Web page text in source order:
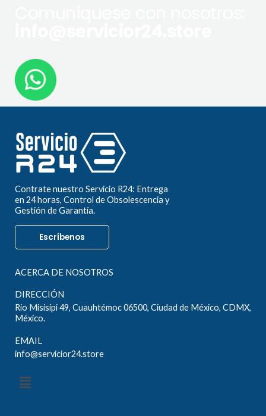
Contrate nuestro Servicio R24: Entrega
en 24 horas, Control de Obsolescencia y
Gestión de Garantía.
Escríbenos
ACERCA DE NOSOTROS
DIRECCIÓN
Rio Misisipi 49, Cuauhtémoc 06500, Ciudad de México, CDMX,
México.
EMAIL
info@servicior24.store
Menú